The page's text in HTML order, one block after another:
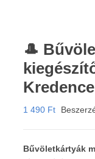
🎩
1 490 Ft
Bűvöletkártyák